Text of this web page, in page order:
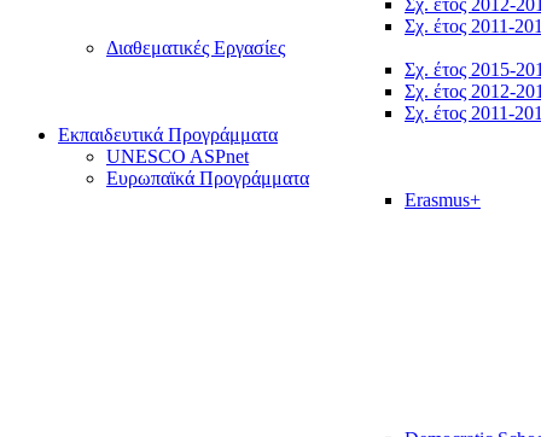
Σχ. έτος 2012-
Σχ. έτος 2011-
Διαθεματικές Εργασίες
Σχ. έτος 2015-
Σχ. έτος 2012-
Σχ. έτος 2011-
Εκπαιδευτικά Προγράμματα
UNESCO ASPnet
Ευρωπαϊκά Προγράμματα
Erasmus+